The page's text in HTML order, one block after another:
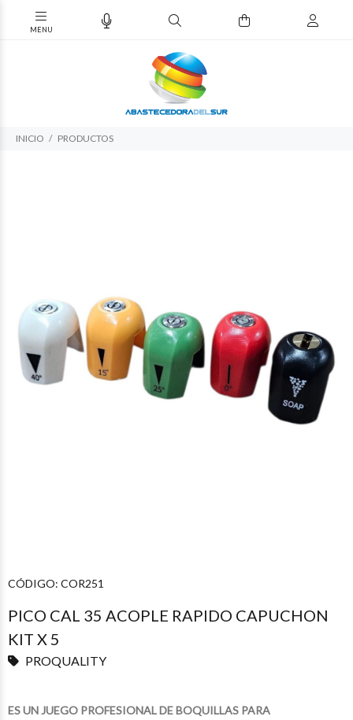
INICIO PRODUCTOS
CÓDIGO: COR251
PICO CAL 35 ACOPLE RAPIDO CAPUCHON
KIT X 5
PROQUALITY
ES UN JUEGO PROFESIONAL DE BOQUILLAS PARA